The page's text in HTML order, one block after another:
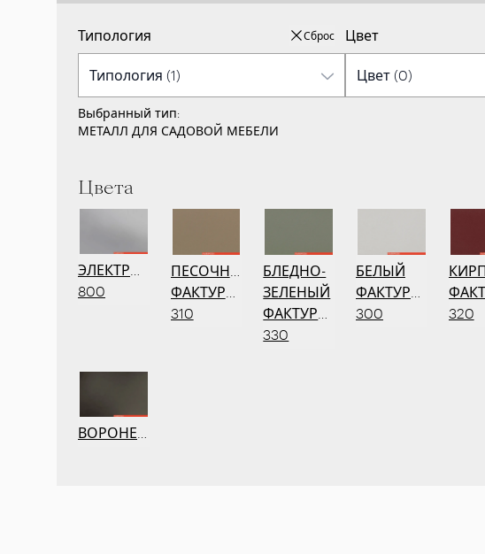
Типология Сброс
Выбранный тип:
МЕТАЛЛ ДЛЯ САДОВОЙ МЕБЕЛИ
Цвет
Цвета
ЭЛЕКТРОПОЛИРОВКА
800
ПЕСОЧНЫЙ
ФАКТУРНЫЙ
310
БЛЕДНО-
ЗЕЛЕНЫЙ
ФАКТУРНЫЙ
330
БЕЛЫЙ
ФАКТУРНЫЙ
300
320
ВОРОНЕНЫЙ